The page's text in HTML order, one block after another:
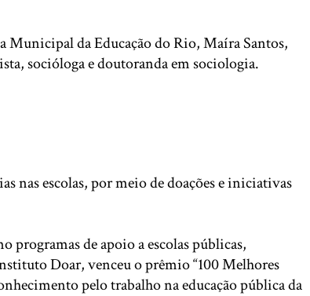
Municipal da Educação do Rio, Maíra Santos,
socióloga e doutoranda em sociologia.
nas escolas, por meio de doações e iniciativas
programas de apoio a escolas públicas,
Doar, venceu o prêmio “100 Melhores
pelo trabalho na educação pública da